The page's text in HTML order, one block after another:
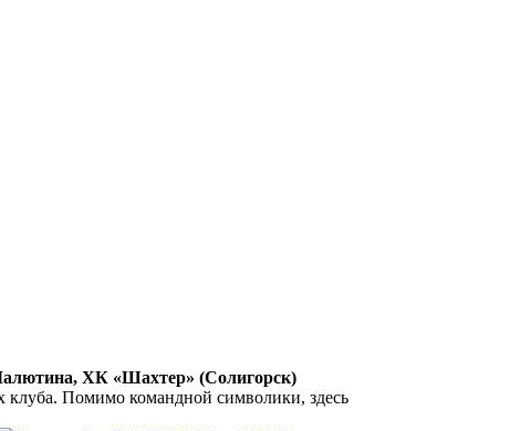
ХК «Шахтер» (Солигорск)
Помимо командной символики, здесь